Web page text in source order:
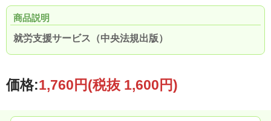
商品説明
就労支援サービス（中央法規出版）
価格:1,760円(税抜 1,600円)